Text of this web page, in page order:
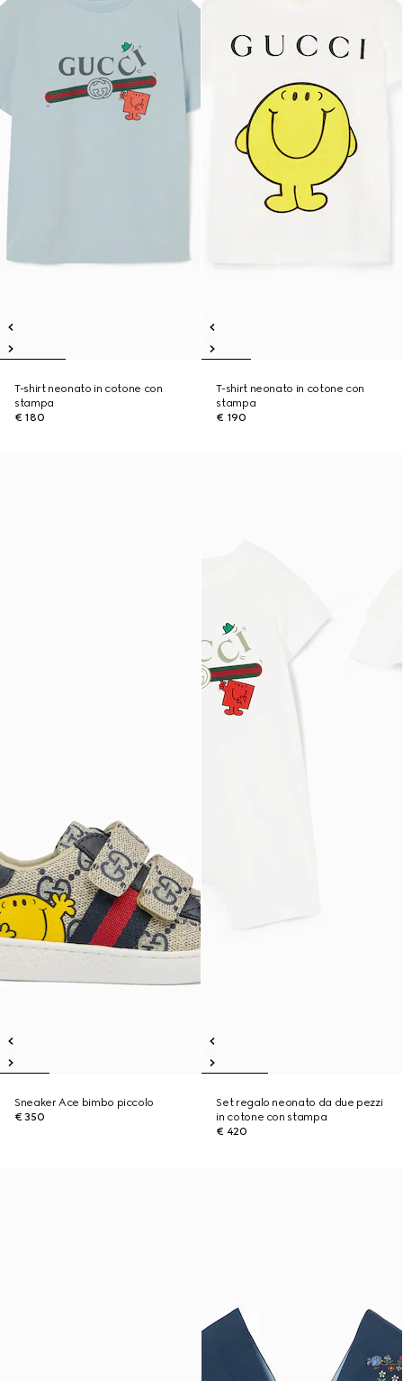
T-shirt neonato in cotone con
stampa
€ 180
T-shirt neonato in cotone con
stampa
€ 190
Sneaker Ace bimbo piccolo
€ 350
Set regalo neonato da due pezzi
in cotone con stampa
€ 420